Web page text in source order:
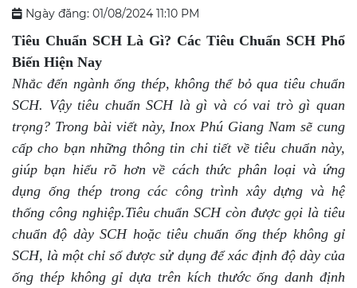
Ngày đăng: 01/08/2024 11:10 PM
Tiêu Chuẩn SCH Là Gì? Các Tiêu Chuẩn SCH Phổ
Biến Hiện Nay
Nhắc đến ngành ống thép, không thể bỏ qua tiêu chuẩn
SCH. Vậy tiêu chuẩn SCH là gì và có vai trò gì quan
trọng? Trong bài viết này, Inox Phú Giang Nam sẽ cung
cấp cho bạn những thông tin chi tiết về tiêu chuẩn này,
giúp bạn hiểu rõ hơn về cách thức phân loại và ứng
dụng ống thép trong các công trình xây dựng và hệ
thống công nghiệp.Tiêu chuẩn SCH còn được gọi là tiêu
chuẩn độ dày SCH hoặc tiêu chuẩn ống thép không gỉ
SCH, là một chỉ số được sử dụng để xác định độ dày của
ống thép không gỉ dựa trên kích thước ống danh định